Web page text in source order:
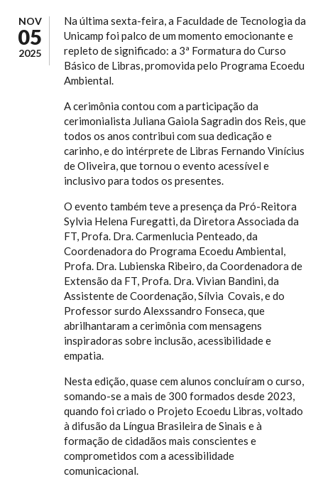
NOV
05
2025
Na última sexta-feira, a Faculdade de Tecnologia da
Unicamp foi palco de um momento emocionante e
repleto de significado: a 3ª Formatura do Curso
Básico de Libras, promovida pelo Programa Ecoedu
Ambiental.
A cerimônia contou com a participação da
cerimonialista Juliana Gaiola Sagradin dos Reis, que
todos os anos contribui com sua dedicação e
carinho, e do intérprete de Libras Fernando Vinícius
de Oliveira, que tornou o evento acessível e
inclusivo para todos os presentes.
O evento também teve a presença da Pró-Reitora
Sylvia Helena Furegatti, da Diretora Associada da
FT, Profa. Dra. Carmenlucia Penteado, da
Coordenadora do Programa Ecoedu Ambiental,
Profa. Dra. Lubienska Ribeiro, da Coordenadora de
Extensão da FT, Profa. Dra. Vivian Bandini, da
Assistente de Coordenação, Sílvia Covais, e do
Professor surdo Alexssandro Fonseca, que
abrilhantaram a cerimônia com mensagens
inspiradoras sobre inclusão, acessibilidade e
empatia.
Nesta edição, quase cem alunos concluíram o curso,
somando-se a mais de 300 formados desde 2023,
quando foi criado o Projeto Ecoedu Libras, voltado
à difusão da Língua Brasileira de Sinais e à
formação de cidadãos mais conscientes e
comprometidos com a acessibilidade
comunicacional.